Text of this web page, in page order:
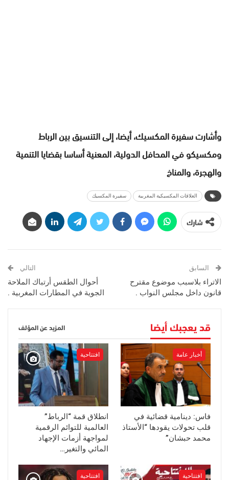
وأشارت سفيرة المكسيك، أيضا، إلى التنسيق بين الرباط
ومكسيكو في المحافل الدولية، المعنية أساسا بقضايا التنمية
والهجرة، والمناخ
العلاقات المكسيكية المغربية سفيرة المكسيك
شارك
السابق
الاتراء بلاسبب موضوع مقترح
قانون داخل مجلس النواب .
التالي
أحوال الطقس أرتباك الملاحة
الجوية في المطارات المغربية .
قد يعجبك أيضا المزيد عن المؤلف
أخبار عامة
فاس: دينامية قضائية في
قلب تحولات يقودها “الأستاذ
محمد حبشان”
افتتاحية
انطلاق قمة “الرباط”
العالمية للتوائم الرقمية
لمواجهة أزمات الإجهاد
المائي والتغير…
افتتاحية افتتاحية